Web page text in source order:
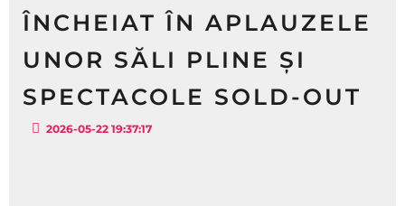
ÎNCHEIAT ÎN APLAUZELE
UNOR SĂLI PLINE ȘI
SPECTACOLE SOLD-OUT
2026-05-22 19:37:17